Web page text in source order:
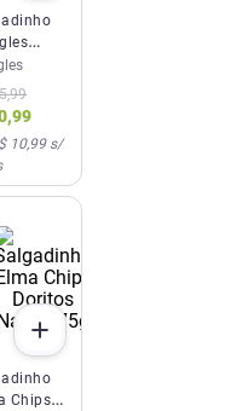
e
109g
,99
,99
10,99s/
Chips